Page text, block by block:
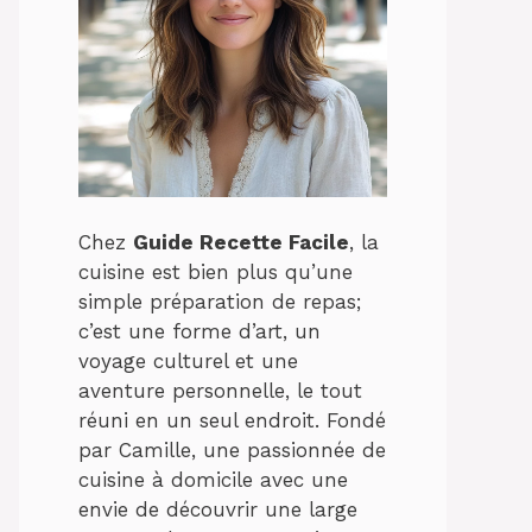
Chez Guide Recette Facile, la
cuisine est bien plus qu’une
simple préparation de repas;
c’est une forme d’art, un
voyage culturel et une
aventure personnelle, le tout
réuni en un seul endroit. Fondé
par Camille, une passionnée de
cuisine à domicile avec une
envie de découvrir une large